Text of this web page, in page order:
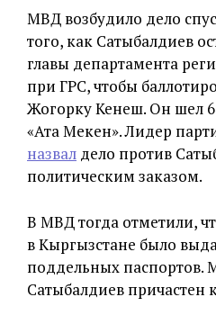
МВД возбудило дело
того, как Сатыбалдиев
главы департамента
при ГРС, чтобы
Жогорку Кенеш. Он шел
«Ата Мекен». Лидер
назвал дело против
политическим заказом.
В МВД тогда отметили,
в Кыргызстане было
поддельных паспортов.
Сатыбалдиев причастен